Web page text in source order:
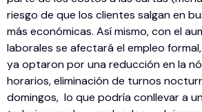
riesgo de que los clientes salgan en
más económicas. Así mismo, con el
laborales se afectará el empleo
ya optaron por una reducción en la
horarios, eliminación de turnos
domingos, lo que podría conllevar a